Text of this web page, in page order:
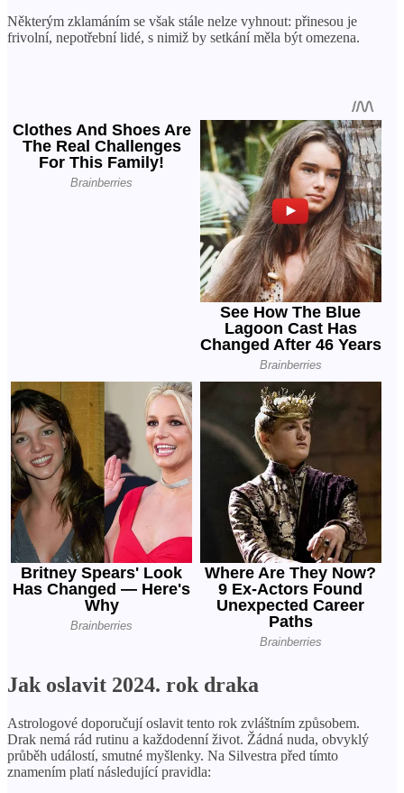
Některým zklamáním se však stále nelze vyhnout: přinesou je
frivolní, nepotřební lidé, s nimiž by setkání měla být omezena.
Jak oslavit 2024. rok draka
Astrologové doporučují oslavit tento rok zvláštním způsobem.
Drak nemá rád rutinu a každodenní život. Žádná nuda, obvyklý
průběh událostí, smutné myšlenky. Na Silvestra před tímto
znamením platí následující pravidla: